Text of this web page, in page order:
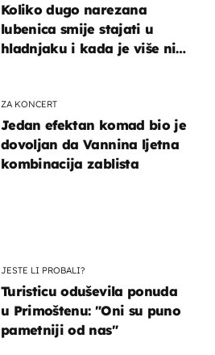
JESTE LI PROBALI?
Turisticu oduševila ponuda
u Primoštenu: "Oni su puno
pametniji od nas"
Koliko dugo narezana
lubenica smije stajati u
hladnjaku i kada je više nije
ZA KONCERT
Jedan efektan komad bio je
dovoljan da Vannina ljetna
kombinacija zablista